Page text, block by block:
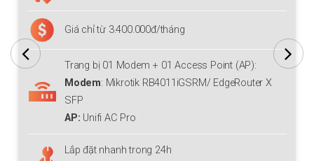
Giá chỉ từ 3.400.000đ/tháng
Trang bị 01 Modem + 01 Access Point (AP):
Modem: Mikrotik RB4011iGSRM/ EdgeRouter X
SFP
AP: Unifi AC Pro
Lắp đặt nhanh trong 24h